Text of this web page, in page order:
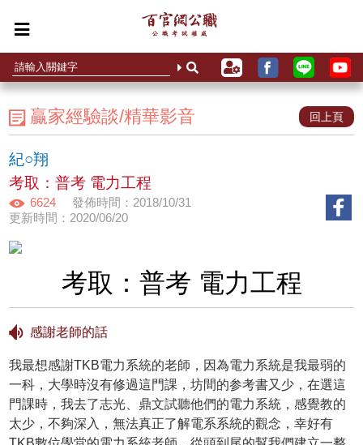
贏家經驗談/精華影音 回上頁
紀○翔
考取：普考 電力工程
6624
發佈時間：2018/10/31
更新時間：2020/06/20
考取：普考 電力工程
感謝老師的話
我最想感謝TKB電力系統的老師，因為電力系統是我最弱的
一科，大學時沒有修過這門課，坊間的参考書又少，在選這
門課時，我去了志光、鼎文試聽他們的電力系統，感覺教的
太少，不夠深入，無法真正了解電系系統的觀念，幸好有